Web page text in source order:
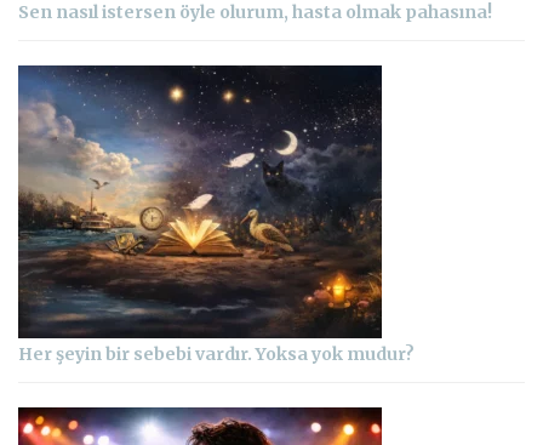
Sen nasıl istersen öyle olurum, hasta olmak pahasına!
Her şeyin bir sebebi vardır. Yoksa yok mudur?